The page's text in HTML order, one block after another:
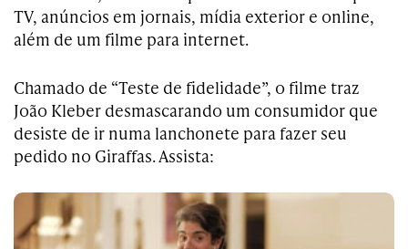
TV, anúncios em jornais, mídia exterior e online,
além de um filme para internet.
Chamado de “Teste de fidelidade”, o filme traz
João Kleber desmascarando um consumidor que
desiste de ir numa lanchonete para fazer seu
pedido no Giraffas. Assista: